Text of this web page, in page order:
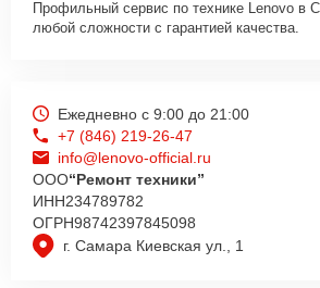
Профильный сервис по технике Lenovo в
любой сложности с гарантией качества.
г. Самара Киевская ул., 1
Ежедневно с 9:00 до 21:00
+7 (846) 219-26-47
info@lenovo-official.ru
ООО“Ремонт техники”
ИНН234789782
ОГРН98742397845098